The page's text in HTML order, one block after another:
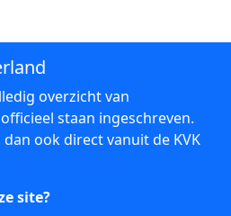
overzicht van
staan ingeschreven.
ook direct vanuit de KVK
site?